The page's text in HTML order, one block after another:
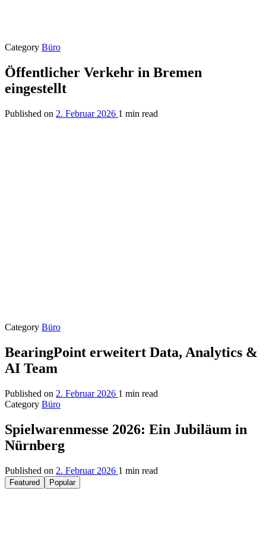
Category Büro
Öffentlicher Verkehr in Bremen
eingestellt
Published on 2. Februar 2026 1 min read
Category Büro
BearingPoint erweitert Data, Analytics &
AI Team
Published on 2. Februar 2026 1 min read
Category Büro
Spielwarenmesse 2026: Ein Jubiläum in
Nürnberg
Published on 2. Februar 2026 1 min read
Featured Popular